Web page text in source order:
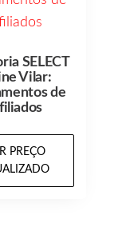
SELECT
Vilar:
de
PREÇO